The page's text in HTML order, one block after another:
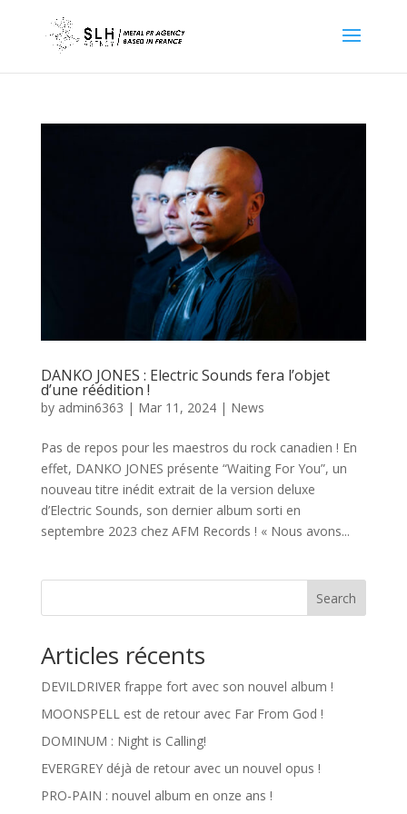
DANKO JONES : Electric Sounds fera l’objet
d’une réédition !
by admin6363 | Mar 11, 2024| News
Pas de repos pour les maestros du rock canadien ! En
effet, DANKO JONES présente “Waiting For You”, un
nouveau titre inédit extrait de la version deluxe
d’Electric Sounds, son dernier album sorti en
septembre 2023 chez AFM Records ! « Nous avons...
Search
Articles récents
DEVILDRIVER frappe fort avec son nouvel album !
MOONSPELL est de retour avec Far From God !
DOMINUM : Night is Calling!
EVERGREY déjà de retour avec un nouvel opus !
PRO-PAIN : nouvel album en onze ans !